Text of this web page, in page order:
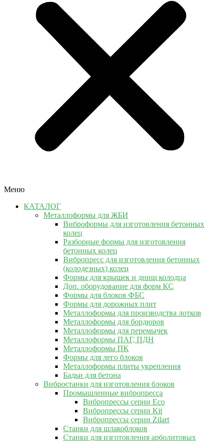
Меню
КАТАЛОГ
Металлоформы для ЖБИ
Виброформы для изготовления бетонных
колец
Разборные формы для изготовления
бетонных колец
Вибропресс для изготовления бетонных
(колодезных) колец
Формы для крышек и днищ колодца
Доп. оборудование для форм КС
Формы для блоков ФБС
Формы для дорожных плит
Металлоформы для производства лотков
Металлоформы для бордюров
Металлоформы для перемычек
Металлоформы ПАГ, ПДН
Металлоформы ПК
Формы для лего блоков
Металлоформы плиты укрепления
Бадьи для бетона
Вибростанки для изготовления блоков
Промышленные вибропресса
Вибропрессы серии Eco
Вибропрессы серии Kit
Вибропрессы серии Zilart
Станки для шлакоблоков
Станки для изготовления арболитовых